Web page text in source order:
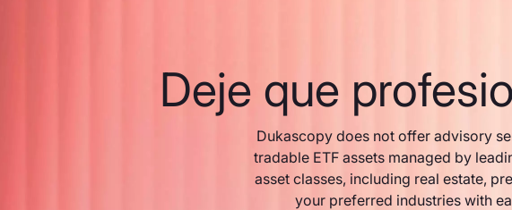
Deje que
Dukascopy does not offer advisory
tradable ETF assets managed by
asset classes, including real estate,
your preferred industries with